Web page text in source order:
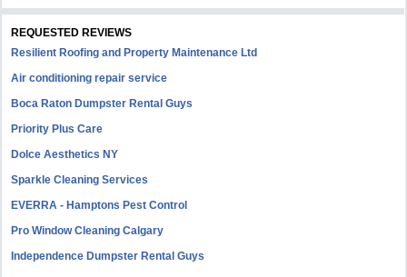
REQUESTED REVIEWS
Resilient Roofing and Property Maintenance Ltd
Air conditioning repair service
Boca Raton Dumpster Rental Guys
Priority Plus Care
Dolce Aesthetics NY
Sparkle Cleaning Services
EVERRA - Hamptons Pest Control
Pro Window Cleaning Calgary
Independence Dumpster Rental Guys